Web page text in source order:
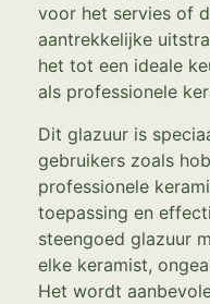
voor het servies of
aantrekkelijke
het tot een ideale
als professionele
Dit glazuur is
gebruikers zoals
professionele
toepassing en
steengoed glazuur
elke keramist,
Het wordt